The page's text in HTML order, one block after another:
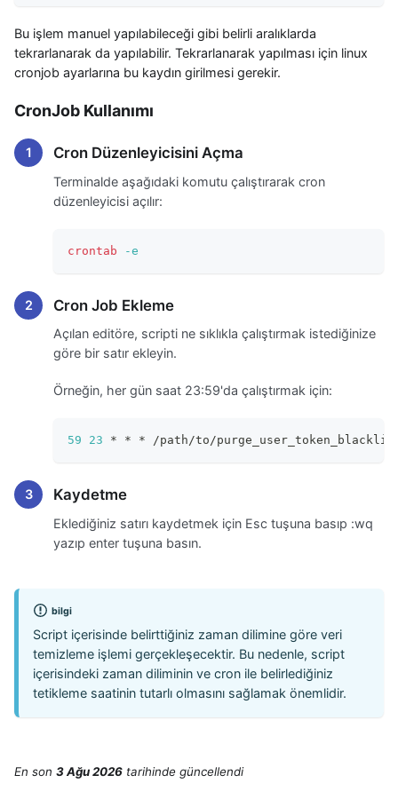
Bu işlem manuel yapılabileceği gibi belirli aralıklarda
tekrarlanarak da yapılabilir. Tekrarlanarak yapılması için linux
cronjob ayarlarına bu kaydın girilmesi gerekir.
CronJob Kullanımı
Cron Düzenleyicisini Açma
Terminalde aşağıdaki komutu çalıştırarak cron
düzenleyicisi açılır:
crontab -e
Cron Job Ekleme
Açılan editöre, scripti ne sıklıkla çalıştırmak istediğinize
göre bir satır ekleyin.
Örneğin, her gün saat 23:59'da çalıştırmak için:
59 23 * * * /path/to/
Kaydetme
Eklediğiniz satırı kaydetmek için Esc tuşuna basıp :wq
yazıp enter tuşuna basın.
bilgi
Script içerisinde belirttiğiniz zaman dilimine göre veri
temizleme işlemi gerçekleşecektir. Bu nedenle, script
içerisindeki zaman diliminin ve cron ile belirlediğiniz
tetikleme saatinin tutarlı olmasını sağlamak önemlidir.
En son 3 Ağu 2026 tarihinde güncellendi